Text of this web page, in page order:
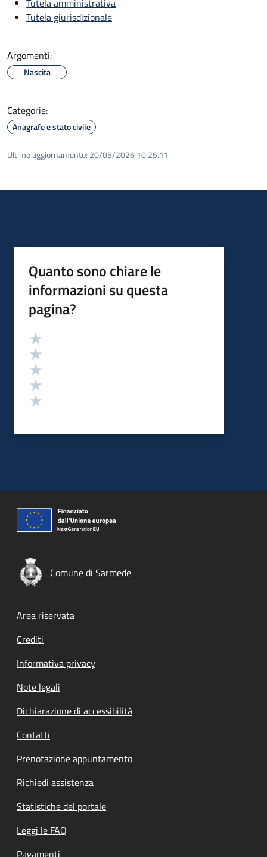
Tutela giurisdizionale
Argomenti:
Nascita
Categorie:
Anagrafe e stato civile
Ultimo aggiornamento: 20/05/2026 10:25.11
Quanto sono chiare le
informazioni su questa
pagina?
Valutazione
Comune di Sarmede
Footer menu
Area riservata
Crediti
Informativa privacy
Note legali
Dichiarazione di accessibilità
Contatti
Prenotazione appuntamento
Richiedi assistenza
Statistiche del portale
Leggi le FAQ
Pagamenti